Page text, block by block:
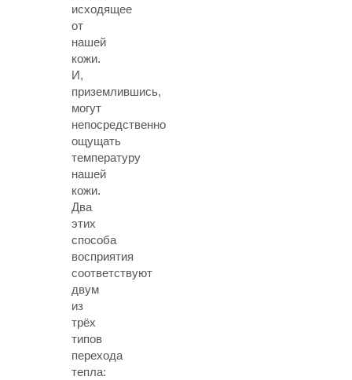
исходящее
от
нашей
кожи.
И,
приземлившись,
могут
непосредственно
ощущать
температуру
нашей
кожи.
Два
этих
способа
восприятия
соответствуют
двум
из
трёх
типов
перехода
тепла: